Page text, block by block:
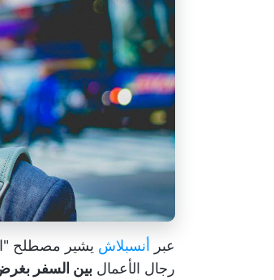
عبر أنسبلاش يشير مصطلح
رجال الأعمال بين السفر